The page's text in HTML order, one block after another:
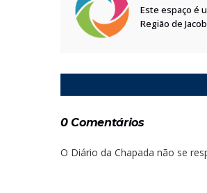
Este espaço é
Região de
0 Comentários
O Diário da Chapada não se